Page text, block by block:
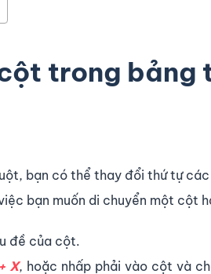
trong bảng
bạn có thể thay đổi thứ tự
bạn muốn di chuyển một cột
đề của cột.
X, hoặc nhấp phải vào cột và